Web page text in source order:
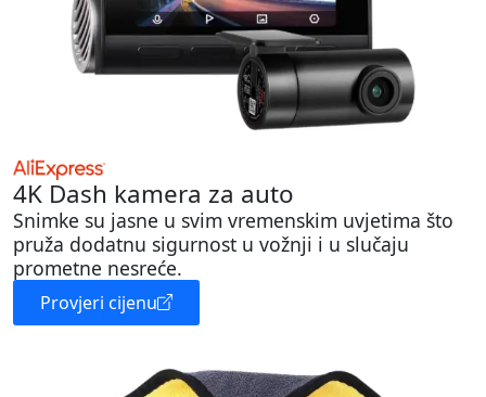
4K Dash kamera za auto
Snimke su jasne u svim vremenskim uvjetima što
pruža dodatnu sigurnost u vožnji i u slučaju
prometne nesreće.
Provjeri cijenu